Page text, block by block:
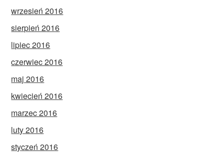
wrzesień 2016
sierpień 2016
lipiec 2016
czerwiec 2016
maj 2016
kwiecień 2016
marzec 2016
luty 2016
styczeń 2016